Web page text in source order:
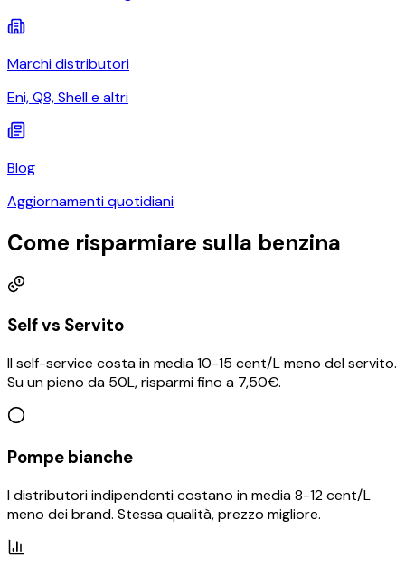
Marchi distributori
Eni, Q8, Shell e altri
Blog
Aggiornamenti quotidiani
Come risparmiare sulla benzina
Self vs Servito
Il self-service costa in media 10-15 cent/L meno del servito.
Su un pieno da 50L, risparmi fino a 7,50€.
Pompe bianche
I distributori indipendenti costano in media 8-12 cent/L
meno dei brand. Stessa qualità, prezzo migliore.